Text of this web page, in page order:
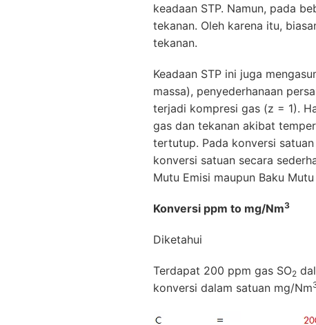
keadaan STP. Namun, pada
tekanan. Oleh karena itu,
tekanan.
Keadaan STP ini juga
massa), penyederhanaan
terjadi kompresi gas (z = 1).
gas dan tekanan akibat
tertutup. Pada konversi
konversi satuan secara
Mutu Emisi maupun Baku
Konversi ppm to mg/Nm3
Diketahui
Terdapat 200 ppm gas SO2
konversi dalam satuan mg/Nm